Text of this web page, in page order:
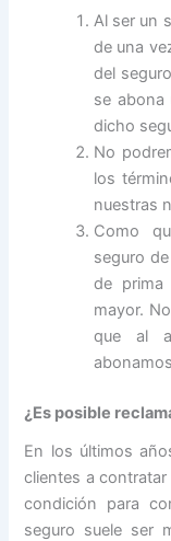
Al ser un
de una
del
se abona
dicho
No
los
nuestras
Como
seguro
de prima
mayor.
que al
¿Es posible
En los últimos
clientes a
condición para
seguro suele ser